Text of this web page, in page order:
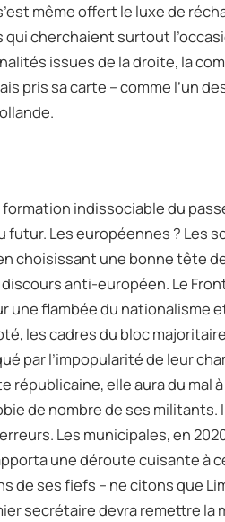
même offert le luxe de
cherchaient surtout
issues de la droite, la
pris sa carte – comme l’un
indissociable du
Les européennes ? Les
choisissant une bonne tête
anti-européen. Le
une flambée du nationalisme
les cadres du bloc
par l’impopularité de leur
républicaine, elle aura du mal
de nombre de ses
Les municipales, en
une déroute cuisante à
de ses fiefs – ne citons que
secrétaire devra remettre la